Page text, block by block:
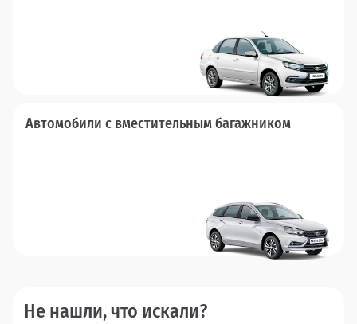
Автомобили с вместительным багажником
Не нашли, что искали?